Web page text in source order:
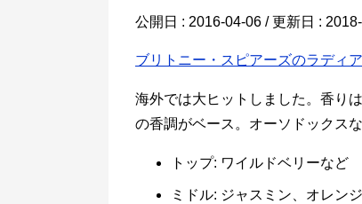
公開日 : 2016-04-06 / 更新日 :
ブリトニー・スピアーズのラディ
海外では大ヒットしました。香り
の香調がベース。オーソドックス
トップ: ワイルドベリーなど
ミドル: ジャスミン、オレン